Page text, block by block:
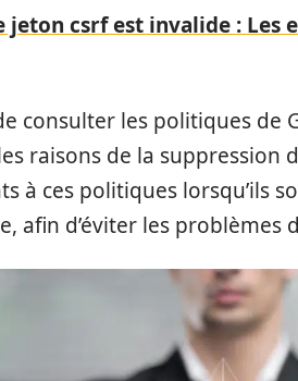
jeton csrf est invalide : Les
consulter les politiques de
raisons de la suppression
à ces politiques lorsqu’ils
afin d’éviter les problèmes